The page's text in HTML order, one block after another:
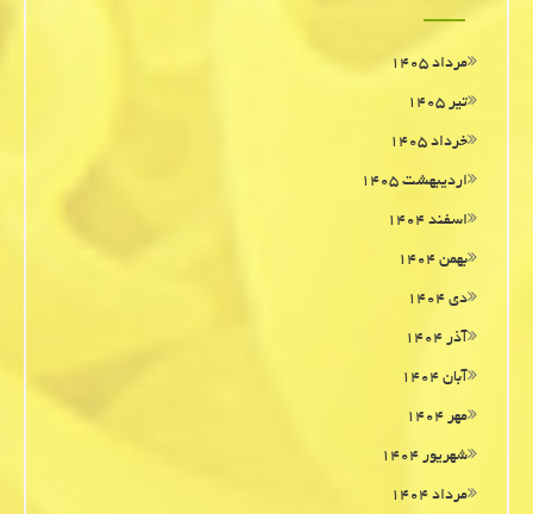
مرداد ۱۴۰۵
تیر ۱۴۰۵
خرداد ۱۴۰۵
اردیبهشت ۱۴۰۵
اسفند ۱۴۰۴
بهمن ۱۴۰۴
دی ۱۴۰۴
آذر ۱۴۰۴
آبان ۱۴۰۴
مهر ۱۴۰۴
شهریور ۱۴۰۴
مرداد ۱۴۰۴